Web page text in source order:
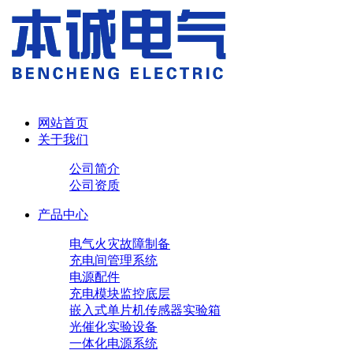
网站首页
关于我们
公司简介
公司资质
产品中心
电气火灾故障制备
充电间管理系统
电源配件
充电模块监控底层
嵌入式单片机传感器实验箱
光催化实验设备
一体化电源系统